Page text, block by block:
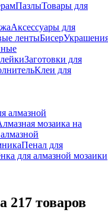
ПазлыТовары для
Аксессуары для
лентыБисер
Заготовки для
Клеи для
алмазной
мозаика на
Пенал для
для алмазной мозаики
217 товаров